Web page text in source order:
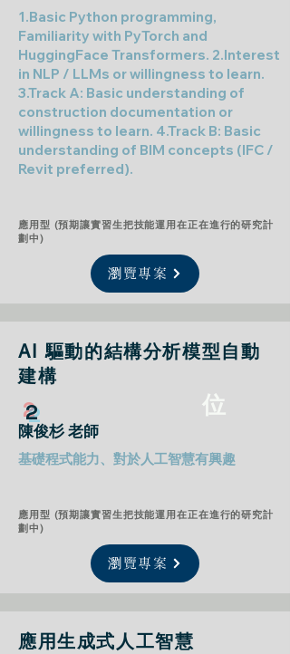
1.Basic Python programming,
Familiarity with PyTorch and
HuggingFace Transformers. 2.Interest
in NLP / LLMs or willingness to learn.
3.Track A: Basic understanding of
construction documentation or
willingness to learn. 4.Track B: Basic
understanding of BIM concepts (IFC /
Revit preferred).
應用型 (預期讓實習生把技能運用在正在進行的研究計
劃中)
瀏覽專案
AI 驅動的結構分析模型自動
建構
2 位
陳俊杉 老師
基礎程式能力、對於人工智慧有興趣
應用型 (預期讓實習生把技能運用在正在進行的研究計
劃中)
瀏覽專案
應用生成式人工智慧